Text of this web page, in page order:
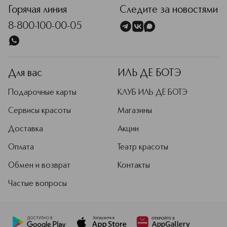
Горячая линия
8-800-100-00-05
Следите за новостями
Для вас
Подарочные карты
Сервисы красоты
Доставка
Оплата
Обмен и возврат
Частые вопросы
ИЛЬ ДЕ БОТЭ
КЛУБ ИЛЬ ДЕ БОТЭ
Магазины
Акции
Театр красоты
Контакты